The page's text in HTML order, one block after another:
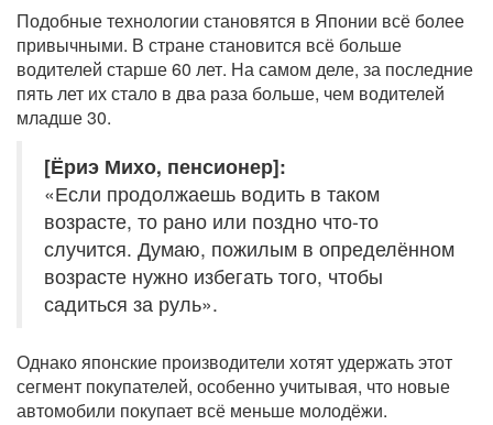
Подобные технологии становятся в Японии всё более
привычными. В стране становится всё больше
водителей старше 60 лет. На самом деле, за последние
пять лет их стало в два раза больше, чем водителей
младше 30.
[Ёриэ Михо, пенсионер]:
«Если продолжаешь водить в таком
возрасте, то рано или поздно что-то
случится. Думаю, пожилым в определённом
возрасте нужно избегать того, чтобы
садиться за руль».
Однако японские производители хотят удержать этот
сегмент покупателей, особенно учитывая, что новые
автомобили покупает всё меньше молодёжи.